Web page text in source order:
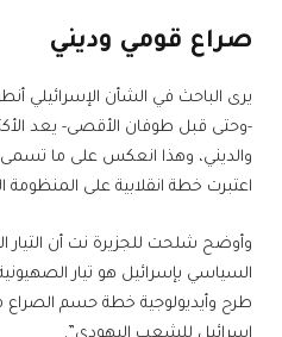
صراع قومي وديني
يرى الباحث في الشأن الإسرائيلي
-وحتى قبل طوفان الأقصى- يعد
والديني، وهذا انعكس على ما تسمى
اعتبرت خطة انقلابية على المنظومة
وأوضح شلحت للجزيرة نت أن
السياسي بإسرائيل هو تيار
طرح وأيديولوجية خطة حسم الصراع